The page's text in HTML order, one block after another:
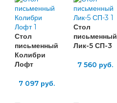
Стол
письменный
Колибри
Лофт
7 097руб.
Стол
письменный
Лик-5 СП-3
7 560 руб.